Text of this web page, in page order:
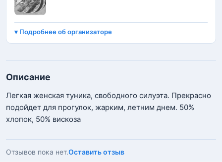
Подробнее об организаторе
Описание
Легкая женская туника, свободного силуэта. Прекрасно
подойдет для прогулок, жарким, летним днем. 50%
хлопок, 50% вискоза
Отзывов пока нет.Оставить отзыв